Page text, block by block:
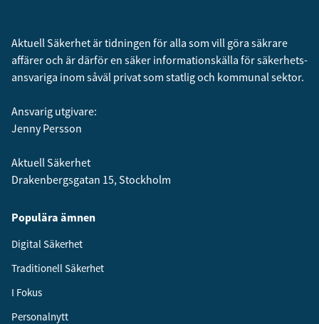
Aktuell Säkerhet är tidningen för alla som vill göra säkrare
affärer och är därför en säker informationskälla för säkerhets­
ansvariga inom såväl privat som statlig och kommunal sektor.
Ansvarig utgivare:
Jenny Persson
Aktuell Säkerhet
Drakenbergsgatan 15, Stockholm
Populära ämnen
Digital Säkerhet
Traditionell Säkerhet
I Fokus
Personalnytt